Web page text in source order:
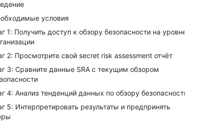
условия
1: Получить доступ к обзору безопасности на уровне
2: Просмотрите свой secret risk assessment отчёт
3: Сравните данные SRA с текущим обзором
4: Анализ тенденций данных по обзору безопасности
5: Интерпретировать результаты и предпринять